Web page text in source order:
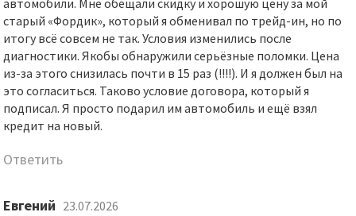
автомобили. Мне обещали скидку и хорошую цену за мой
старый «Фордик», который я обменивал по трейд-ин, но по
итогу всё совсем не так. Условия изменились после
диагностики. Якобы обнаружили серьёзные поломки. Цена
из-за этого снизилась почти в 15 раз (!!!!). И я должен был на
это согласиться. Таково условие договора, который я
подписал. Я просто подарил им автомобиль и ещё взял
кредит на новый.
Ответить
Евгений 23.07.2026